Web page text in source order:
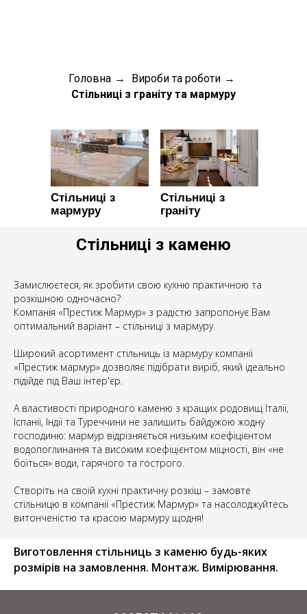
Головна → Вироби та роботи →
Стільниці з граніту та мармуру
Стільниці з
мармуру
Стільниці з
граніту
Стільниці з каменю
Замислюєтеся, як зробити свою кухню практичною та
розкішною одночасно?
Компанія «Престиж Мармур» з радістю запропонує Вам
оптимальний варіант – стільниці з мармуру.
Широкий асортимент стільниць із мармуру компанії
«Престиж мармур» дозволяє підібрати виріб, який ідеально
підійде під Ваш інтер'єр.
А властивості природного каменю з кращих родовищ Італії,
Іспанії, Індії та Туреччини не залишить байдужою жодну
господиню: мармур відрізняється низьким коефіцієнтом
водопоглинання та високим коефіцієнтом міцності, він «не
боїться» води, гарячого та гострого.
Створіть на своїй кухні практичну розкіш – замовте
стільницю в компанії «Престиж Мармур» та насолоджуйтесь
витонченістю та красою мармуру щодня!
Виготовлення стільниць з каменю будь-яких
розмірів на замовлення. Монтаж. Вимірювання.